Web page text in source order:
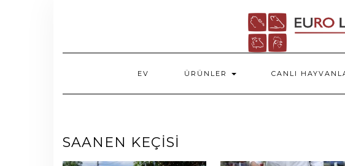
EV ÜRÜNLER CANLI
SAANEN KEÇİSİ